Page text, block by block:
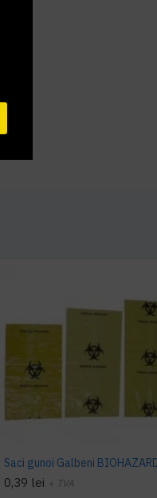
0,39 lei + TVA